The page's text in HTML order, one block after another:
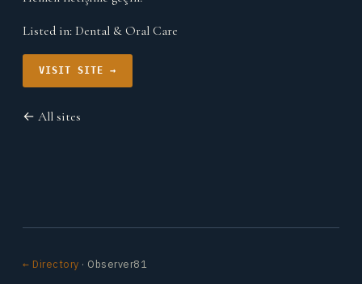
Listed in: Dental & Oral Care
VISIT SITE →
← All sites
← Directory · Observer81